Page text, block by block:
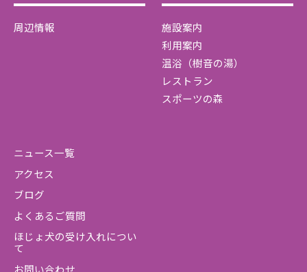
周辺情報
施設案内
利用案内
温浴（樹音の湯）
レストラン
スポーツの森
ニュース一覧
アクセス
ブログ
よくあるご質問
ほじょ犬の受け入れについ
て
お問い合わせ